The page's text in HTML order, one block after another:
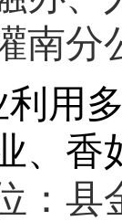
南分
用
、香
：县